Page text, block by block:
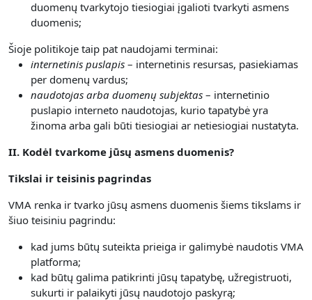
duomenų tvarkytojo tiesiogiai įgalioti tvarkyti asmens
duomenis;
Šioje politikoje taip pat naudojami terminai:
internetinis puslapis – internetinis resursas, pasiekiamas
per domenų vardus;
naudotojas arba duomenų subjektas – internetinio
puslapio interneto naudotojas, kurio tapatybė yra
žinoma arba gali būti tiesiogiai ar netiesiogiai nustatyta.
II. Kodėl tvarkome jūsų asmens duomenis?
Tikslai ir teisinis pagrindas
VMA renka ir tvarko jūsų asmens duomenis šiems tikslams ir
šiuo teisiniu pagrindu:
kad jums būtų suteikta prieiga ir galimybė naudotis VMA
platforma;
kad būtų galima patikrinti jūsų tapatybę, užregistruoti,
sukurti ir palaikyti jūsų naudotojo paskyrą;